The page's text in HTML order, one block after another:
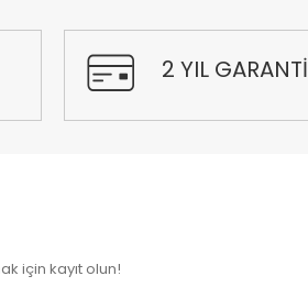
2 YIL GARANTİ
için kayıt olun!